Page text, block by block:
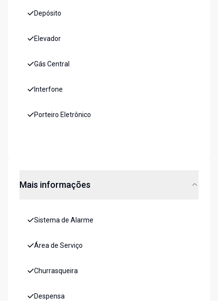
Depósito
Elevador
Gás Central
Interfone
Porteiro Eletrônico
Mais informações
Sistema de Alarme
Área de Serviço
Churrasqueira
Despensa